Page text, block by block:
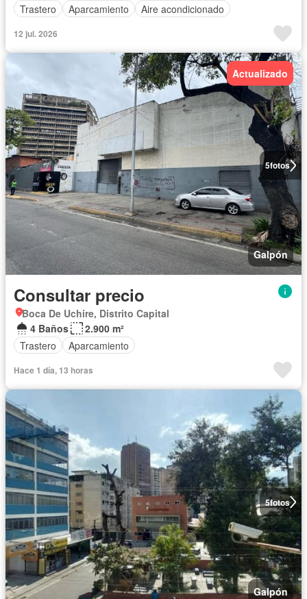
Trastero
Aparcamiento Aire acondicionado
12 jul. 2026
5fotos
Actualizado
Galpón
Consultar precio
Boca De Uchire, Distrito Capital
4 Baños
2.900 m²
Trastero
Aparcamiento
Hace 1 día, 13 horas
5fotos
Galpón